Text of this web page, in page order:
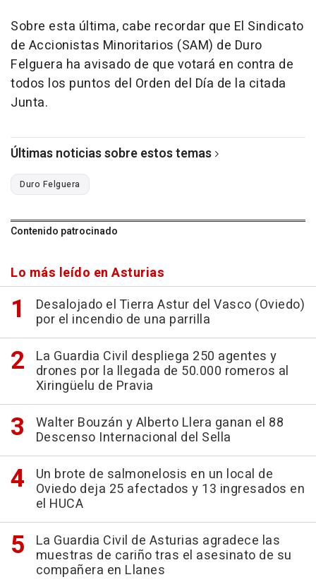
Sobre esta última, cabe recordar que El Sindicato
de Accionistas Minoritarios (SAM) de Duro
Felguera ha avisado de que votará en contra de
todos los puntos del Orden del Día de la citada
Junta.
Últimas noticias sobre estos temas
Duro Felguera
Contenido patrocinado
Lo más leído en Asturias
Desalojado el Tierra Astur del Vasco (Oviedo)
por el incendio de una parrilla
La Guardia Civil despliega 250 agentes y
drones por la llegada de 50.000 romeros al
Xiringüelu de Pravia
Walter Bouzán y Alberto Llera ganan el 88
Descenso Internacional del Sella
Un brote de salmonelosis en un local de
Oviedo deja 25 afectados y 13 ingresados en
el HUCA
La Guardia Civil de Asturias agradece las
muestras de cariño tras el asesinato de su
compañera en Llanes